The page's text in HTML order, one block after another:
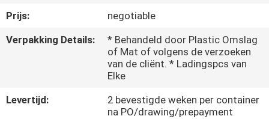
FABRIEKSREIS
KWALITEITSCONTROLE
CONTACTEER
Prijs:
negotiable
Verpakking Details:
* Behandeld door Plastic Omslag
of Mat of volgens de verzoeken
van de cliënt. * Ladingspcs van
Elke
Levertijd:
2 bevestigde weken per container
na PO/drawing/prepayment